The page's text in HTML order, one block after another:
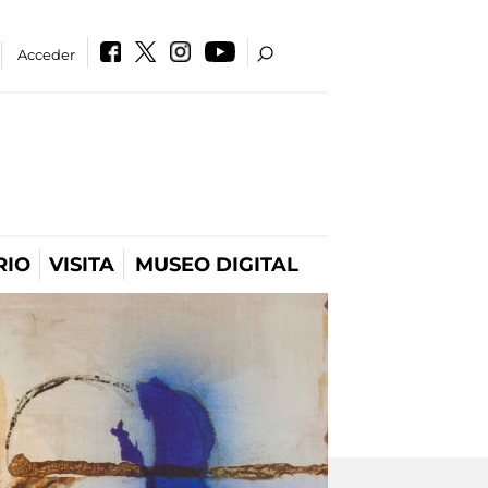
Acceder
VISITA MUSEO DIGITAL